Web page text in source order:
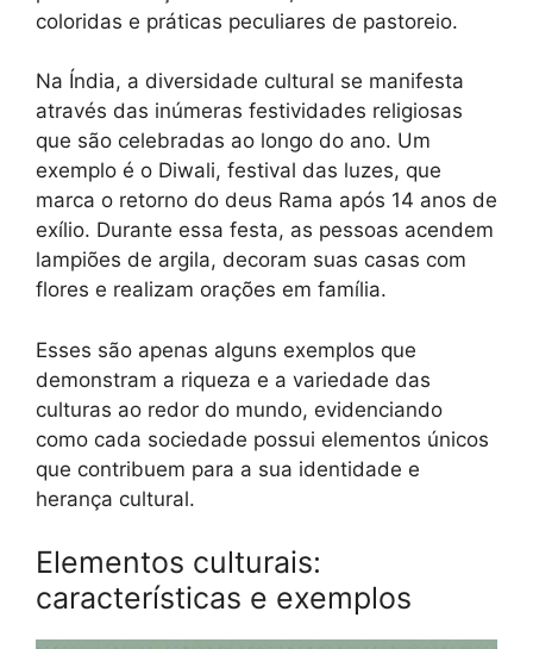
coloridas e práticas peculiares de pastoreio.
Na Índia, a diversidade cultural se manifesta
através das inúmeras festividades religiosas
que são celebradas ao longo do ano. Um
exemplo é o Diwali, festival das luzes, que
marca o retorno do deus Rama após 14 anos de
exílio. Durante essa festa, as pessoas acendem
lampiões de argila, decoram suas casas com
flores e realizam orações em família.
Esses são apenas alguns exemplos que
demonstram a riqueza e a variedade das
culturas ao redor do mundo, evidenciando
como cada sociedade possui elementos únicos
que contribuem para a sua identidade e
herança cultural.
Elementos culturais:
características e exemplos